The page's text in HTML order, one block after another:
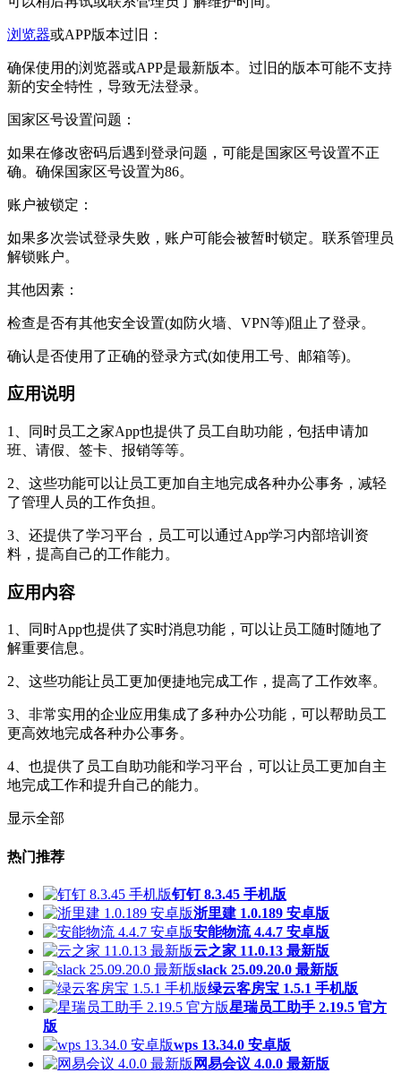
浏览器或‌APP版本过旧：
确保使用的浏览器或APP是最新版本。过旧的版本可能不支持
新的安全特性，导致无法登录。
国家区号设置问题：
如果在修改密码后遇到登录问题，可能是国家区号设置不正
确。确保国家区号设置为86。
账户被锁定：
如果多次尝试登录失败，账户可能会被暂时锁定。联系管理员
解锁账户。
其他因素：
检查是否有其他安全设置(如防火墙、VPN等)阻止了登录。
确认是否使用了正确的登录方式(如使用工号、邮箱等)。
应用说明
1、同时员工之家App也提供了员工自助功能，包括申请加
班、请假、签卡、报销等等。
2、这些功能可以让员工更加自主地完成各种办公事务，减轻
了管理人员的工作负担。
3、还提供了学习平台，员工可以通过App学习内部培训资
料，提高自己的工作能力。
应用内容
1、同时App也提供了实时消息功能，可以让员工随时随地了
解重要信息。
2、这些功能让员工更加便捷地完成工作，提高了工作效率。
3、非常实用的企业应用集成了多种办公功能，可以帮助员工
更高效地完成各种办公事务。
4、也提供了员工自助功能和学习平台，可以让员工更加自主
地完成工作和提升自己的能力。
显示全部
热门推荐
钉钉 8.3.45 手机版
浙里建 1.0.189 安卓版
安能物流 4.4.7 安卓版
云之家 11.0.13 最新版
slack 25.09.20.0 最新版
绿云客房宝 1.5.1 手机版
星瑞员工助手 2.19.5 官方
版
wps 13.34.0 安卓版
网易会议 4.0.0 最新版